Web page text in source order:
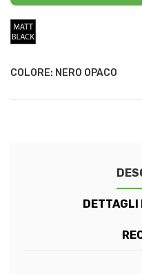
COLORE: NERO OPACO
DETTAGLI